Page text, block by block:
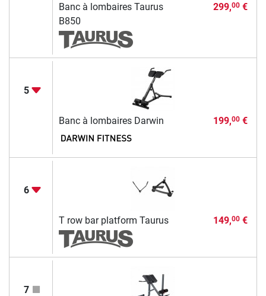
Banc à lombaires Taurus
B850
299,00€
5
Banc à lombaires Darwin 199,00€
6
T row bar platform Taurus 149,00€
7